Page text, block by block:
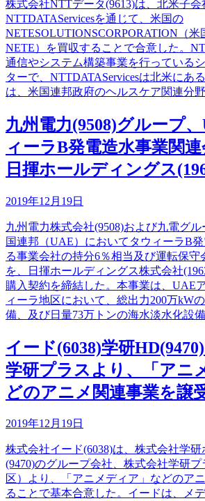
株式会社NTTデータ(9613)は、北米子会
NTTDATAServicesを通じて、米国の
NETESOLUTIONSCORPORATION（米
NETE）を買収することで合意した。
通信やシステム構築事業を行っている
ターで、NTTDATAServicesは北米にあ
は、米国連邦政府のヘルスケア関連分
九州電力(9508)グループ
ィーラB発電造水事業関
日揮ホールディングス
2019年12月19日
九州電力株式会社(9508)および九電グ
国連邦（UAE）においてタウィーラB
る事業会社の持分6％相当及び運転保守
を、日揮ホールディングス株式会社
購入契約を締結した。本事業は、UAE
ィーラ地区において、総出力200万kW
備、及び日量73万トンの海水淡水化設
イード(6038)学研
学研プラスより、「アニ
どのアニメ関連事業を譲
2019年12月19日
株式会社イード(6038)は、株式会社学
(9470)のグループ会社、株式会社学研プ
区）より、「アニメディア」などのア
ることで基本合意した。イードは、メ